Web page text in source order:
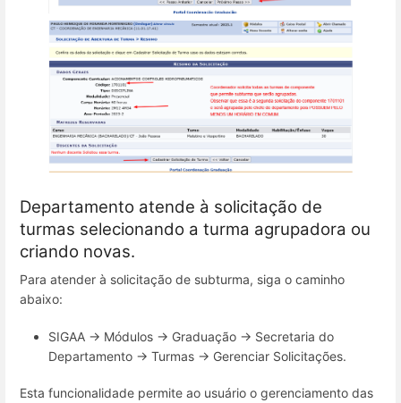
Departamento atende à solicitação de
turmas selecionando a turma agrupadora ou
criando novas.
Para atender à solicitação de subturma, siga o caminho
abaixo:
SIGAA → Módulos → Graduação → Secretaria do
Departamento → Turmas → Gerenciar Solicitações.
Esta funcionalidade permite ao usuário o gerenciamento das